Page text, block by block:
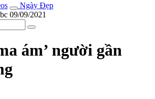
Ngày Đẹp
09/09/2021
ám’ người gần